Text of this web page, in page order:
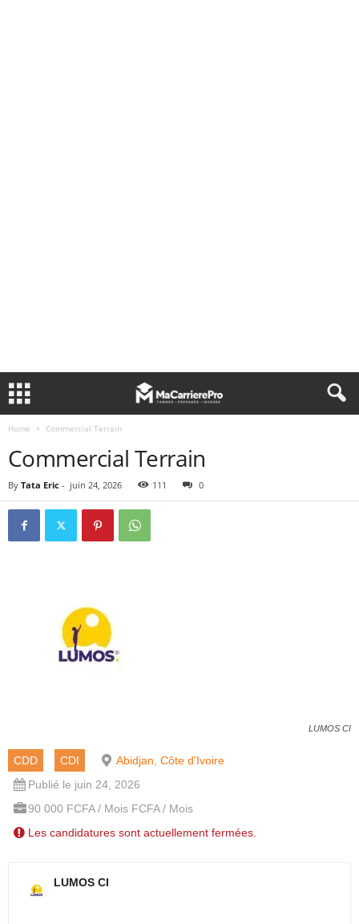
Home Commercial Terrain
Commercial Terrain
By Tata Eric - juin 24, 2026 111 0
LUMOS CI
CDD CDI
Abidjan, Côte d'Ivoire
Publié le juin 24, 2026
90 000 FCFA / Mois FCFA / Mois
Les candidatures sont actuellement fermées.
LUMOS CI